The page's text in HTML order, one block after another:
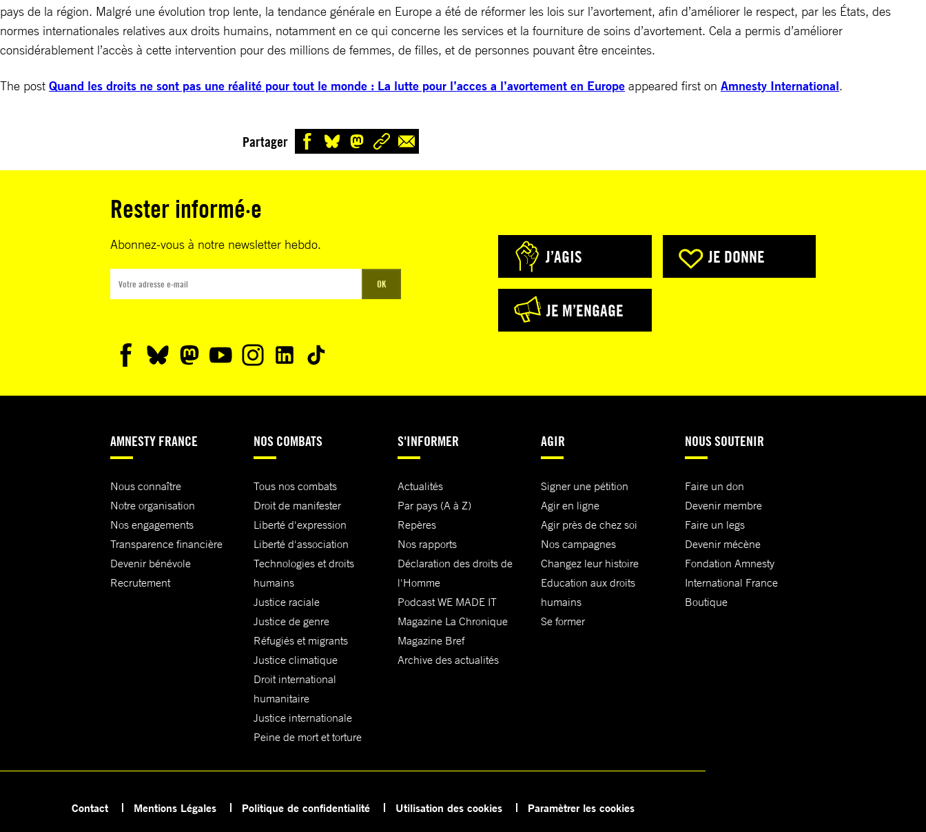
pays de la région. Malgré une évolution trop lente, la tendance générale en Europe a été de réformer les lois sur l’avortement, afin d’améliorer le respect, par les États, des
normes internationales relatives aux droits humains, notamment en ce qui concerne les services et la fourniture de soins d’avortement. Cela a permis d’améliorer
considérablement l’accès à cette intervention pour des millions de femmes, de filles, et de personnes pouvant être enceintes.
The post Quand les droits ne sont pas une réalité pour tout le monde : La lutte pour l’acces a l’avortement en Europe appeared first on Amnesty International.
Partager
Rester informé·e
Abonnez-vous à notre newsletter hebdo.
OK
J’AGIS JE DONNE
JE M’ENGAGE
AMNESTY FRANCE
Nous connaître
Notre organisation
Nos engagements
Transparence financière
Devenir bénévole
Recrutement
NOS COMBATS
Tous nos combats
Droit de manifester
Liberté d'expression
Liberté d'association
Technologies et droits
humains
Justice raciale
Justice de genre
Réfugiés et migrants
Justice climatique
Droit international
humanitaire
Justice internationale
Peine de mort et torture
S'INFORMER
Actualités
Par pays (A à Z)
Repères
Nos rapports
Déclaration des droits de
l'Homme
Podcast WE MADE IT
Magazine La Chronique
Magazine Bref
Archive des actualités
AGIR
Signer une pétition
Agir en ligne
Agir près de chez soi
Nos campagnes
Changez leur histoire
Education aux droits
humains
Se former
NOUS SOUTENIR
Faire un don
Devenir membre
Faire un legs
Devenir mécène
Fondation Amnesty
International France
Boutique
Contact Mentions Légales Politique de confidentialité Utilisation des cookies Paramètrer les cookies